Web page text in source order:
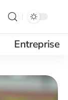
Entreprise